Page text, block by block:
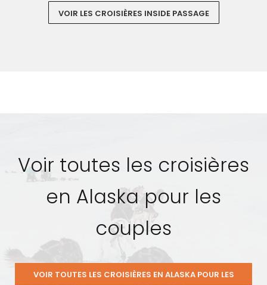
VOIR LES CROISIÈRES INSIDE PASSAGE
Voir toutes les croisières
en Alaska pour les
couples
VOIR TOUTES LES CROISIÈRES EN ALASKA POUR LES